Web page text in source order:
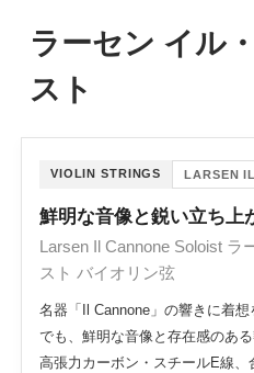
ラーセン イル
スト
VIOLIN STRINGS LARSEN
鮮明な音像と鋭い立ち上
Larsen Il Cannone Soloist ラ
スト バイオリン弦
名器「Il Cannone」の響きに着
でも、鮮明な音像と存在感のあ
高張力カーボン・スチールE線